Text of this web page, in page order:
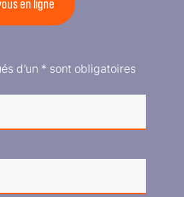
en ligne
d’un * sont obligatoires